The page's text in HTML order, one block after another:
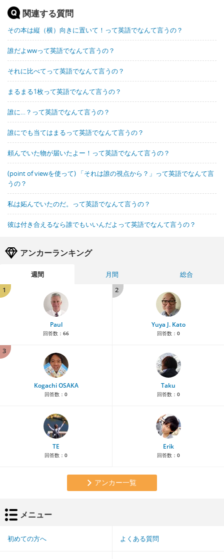
関連する質問
その本は縦（横）向きに置いて！って英語でなんて言うの？
誰だよwwって英語でなんて言うの？
それに比べてって英語でなんて言うの？
まるまる1枚って英語でなんて言うの？
誰に…？って英語でなんて言うの？
誰にでも当てはまるって英語でなんて言うの？
頼んでいた物が届いたよー！って英語でなんて言うの？
(point of viewを使って) 「それは誰の視点から？」って英語でなんて言
うの？
私は妬んでいたのだ。って英語でなんて言うの？
彼は付き合えるなら誰でもいいんだよって英語でなんて言うの？
アンカーランキング
週間 月間
総合
1
Paul
回答数： 66
2
Yuya J. Kato
回答数： 0
3
Kogachi OSAKA
回答数： 0
Taku
回答数： 0
TE
回答数： 0
Erik
回答数： 0
アンカー一覧
メニュー
初めての方へ よくある質問